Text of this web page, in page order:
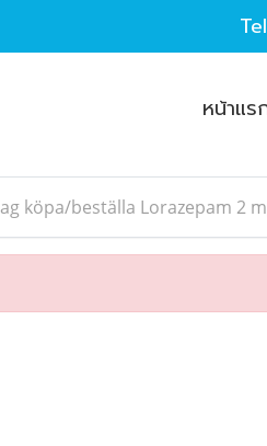
หน้าแร
köpa/beställa Lorazepam 2